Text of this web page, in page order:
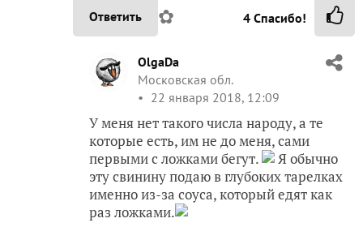
Ответить ✿ 4 Спасибо!
OlgaDa
Московская обл.
22 января 2018, 12:09
У меня нет такого числа народу, а те
которые есть, им не до меня, сами
первыми с ложками бегут.
Я обычно
эту свинину подаю в глубоких тарелках
именно из-за соуса, который едят как
раз ложками.